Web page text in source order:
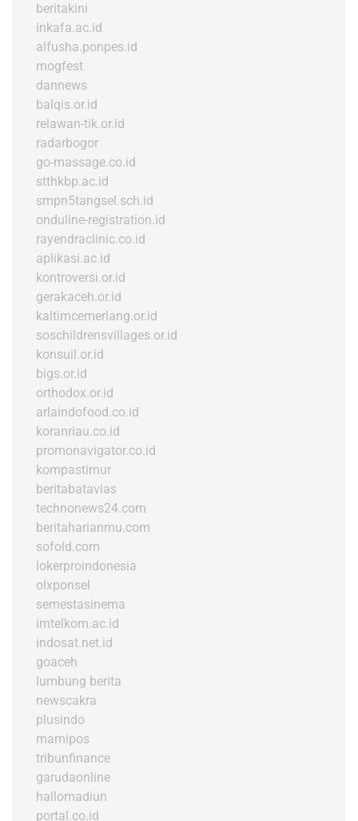
beritakini
inkafa.ac.id
alfusha.ponpes.id
mogfest
dannews
balqis.or.id
relawan-tik.or.id
radarbogor
go-massage.co.id
stthkbp.ac.id
smpn5tangsel.sch.id
onduline-registration.id
rayendraclinic.co.id
aplikasi.ac.id
kontroversi.or.id
gerakaceh.or.id
kaltimcemerlang.or.id
soschildrensvillages.or.id
konsuil.or.id
bigs.or.id
orthodox.or.id
arlaindofood.co.id
koranriau.co.id
promonavigator.co.id
kompastimur
beritabatavias
technonews24.com
beritaharianmu.com
sofold.com
lokerproindonesia
olxponsel
semestasinema
imtelkom.ac.id
indosat.net.id
goaceh
lumbung berita
newscakra
plusindo
mamipos
tribunfinance
garudaonline
hallomadiun
portal.co.id